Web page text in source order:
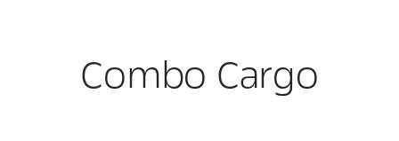
Combo Cargo